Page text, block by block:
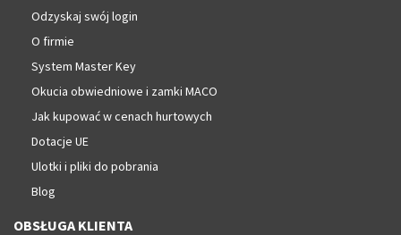
Odzyskaj swój login
O firmie
System Master Key
Okucia obwiedniowe i zamki MACO
Jak kupować w cenach hurtowych
Dotacje UE
Ulotki i pliki do pobrania
Blog
OBSŁUGA KLIENTA